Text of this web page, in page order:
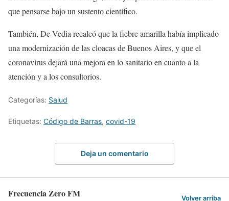
que pensarse bajo un sustento científico.
También, De Vedia recalcó que la fiebre amarilla había implicado
una modernización de las cloacas de Buenos Aires, y que el
coronavirus dejará una mejora en lo sanitario en cuanto a la
atención y a los consultorios.
Categorías: Salud
Etiquetas: Código de Barras, covid-19
Deja un comentario
Frecuencia Zero FM Volver arriba